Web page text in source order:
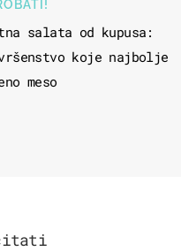
salata od kupusa:
koje najbolje
meso